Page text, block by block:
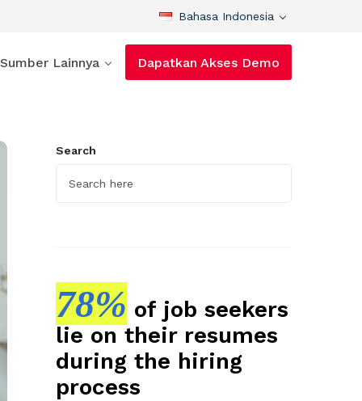
Bahasa Indonesia
Sumber Lainnya Dapatkan Akses Demo
Search
78% of job seekers
lie on their resumes
during the hiring
process